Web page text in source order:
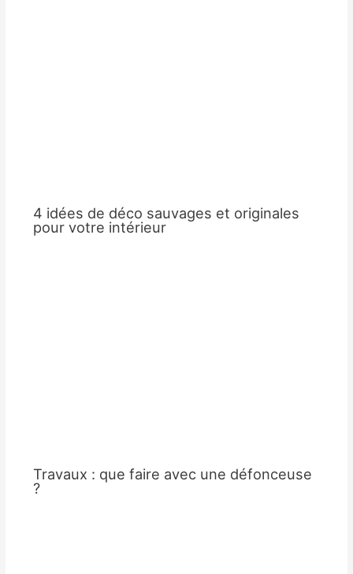
4 idées de déco sauvages et originales
pour votre intérieur
Travaux : que faire avec une défonceuse
?